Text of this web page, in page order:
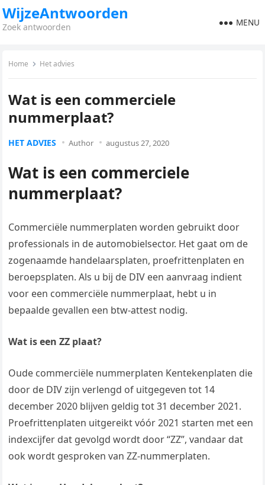
WijzeAntwoorden
Zoek antwoorden MENU
Home Het advies
Wat is een commerciele
nummerplaat?
HET ADVIES Author augustus 27, 2020
Wat is een commerciele
nummerplaat?
Commerciële nummerplaten worden gebruikt door
professionals in de automobielsector. Het gaat om de
zogenaamde handelaarsplaten, proefrittenplaten en
beroepsplaten. Als u bij de DIV een aanvraag indient
voor een commerciële nummerplaat, hebt u in
bepaalde gevallen een btw-attest nodig.
Wat is een ZZ plaat?
Oude commerciële nummerplaten Kentekenplaten die
door de DIV zijn verlengd of uitgegeven tot 14
december 2020 blijven geldig tot 31 december 2021.
Proefrittenplaten uitgereikt vóór 2021 starten met een
indexcijfer dat gevolgd wordt door “ZZ”, vandaar dat
ook wordt gesproken van ZZ-nummerplaten.